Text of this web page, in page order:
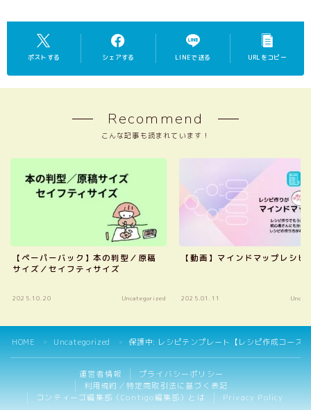
Privacy Policy
【会員専用】オンラインテキスト
レシピ作成コース
ペーパーバックコース
出版つみあげ会（継続コミュニティ）
コンティーゴ編集部・認定パートナー制度に
ポストする シェアする LINEで送る URLをコピー
Recommend
こんな記事も読まれています！
【ペーパーバック】本の判型／原稿
サイズ／セイフティサイズ
2025.10.20 Uncategorized
【動画】マインドマップレシピ
2025.01.11
HOME ＞ Uncategorized ＞ 保護中: レシピテンプレート【レシピ作成コース】
運営者情報
プライバシーポリシー
利用規約／特定商取引法に基づく表記
コンティーゴ編集部（Contigo編集部）とは
Privacy Policy